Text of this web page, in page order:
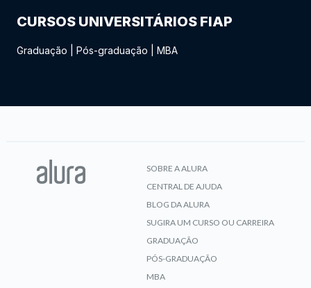
CURSOS UNIVERSITÁRIOS FIAP
Graduação Pós-graduação MBA
SOBRE A ALURA
CENTRAL DE AJUDA
BLOG DA ALURA
SUGIRA UM CURSO OU CARREIRA
GRADUAÇÃO
PÓS-GRADUAÇÃO
MBA